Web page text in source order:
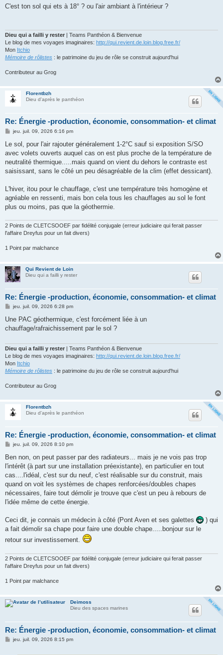
s
C'est ton sol qui ets à 18° ? ou l'air ambiant à l'intérieur ?
Dieu qui a failli y rester
| Teams Panthéon & Bienvenue
Le blog de mes voyages imaginaires: http://qui.revient.de.loin.blog.free.fr/
Mon Itchio
Mémoire de rôlistes : le patrimoine du jeu de rôle se construit aujourd'hui
Contributeur au Grog
Florentbzh
Dieu d'après le panthéon
Re: Énergie -production, économie, consommation- et climat
M
s
a
g
jeu. juil. 09, 2026 6:16 pm
Le sol, pour l'air rajouter généralement 1-2°C sauf si exposition S/SO
avec volets ouverts auquel cas on est plus proche de la température de
neutralité thermique.....mais quand on vient du dehors le contraste est
saisissant, sans le côté un peu désagréable de la clim (effet dessicant).
L'hiver, itou pour le chauffage, c'est une température très homogène et
agréable en ressenti, mais bon cela tous les chauffages au sol le font
plus ou moins, pas que la géothermie.
2 Points de CLETCSOOEF par fidélité conjugale (erreur judiciaire qui ferait passer
l'affaire Dreyfus pour un fait divers)
1 Point par malchance
Qui Revient de Loin
Dieu qui a failli y rester
Re: Énergie -production, économie, consommation- et climat
M
s
a
jeu. juil. 09, 2026 6:28 pm
Une PAC géothermique, c'est forcément liée à un
chauffage/rafraichissement par le sol ?
Dieu qui a failli y rester | Teams Panthéon & Bienvenue
Le blog de mes voyages imaginaires: http://qui.revient.de.loin.blog.free.fr/
Mon Itchio
Mémoire de rôlistes : le patrimoine du jeu de rôle se construit aujourd'hui
Contributeur au Grog
Florentbzh
Dieu d'après le panthéon
Re: Énergie -production, économie, consommation- et climat
M
s
a
g
jeu. juil. 09, 2026 8:10 pm
Ben non, on peut passer par des radiateurs... mais je ne vois pas trop
l'intérêt (à part sur une installation préexistante), en particulier en tout
cas....l'idéal, c'est sur du neuf, c'est réalisable sur du construit, mais
quand on voit les systèmes de chapes renforcées/doubles chapes
nécessaires, faire tout démolir je trouve que c'est un peu à rebours de
l'idée même de cette énergie.
Ceci dit, je connais un médecin à côté (Pont Aven et ses galettes
) qui
a fait démolir sa chape pour faire une double chape.....bonjour sur le
retour sur investissement.
2 Points de CLETCSOOEF par fidélité conjugale (erreur judiciaire qui ferait passer
l'affaire Dreyfus pour un fait divers)
1 Point par malchance
Deimoss
Dieu des spaces marines
Re: Énergie -production, économie, consommation- et climat
Mjeu. juil. 09, 2026 8:15 pm